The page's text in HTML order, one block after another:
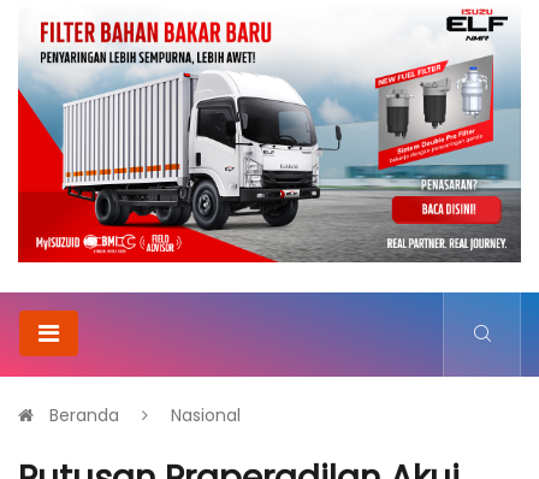
Beranda Nasional